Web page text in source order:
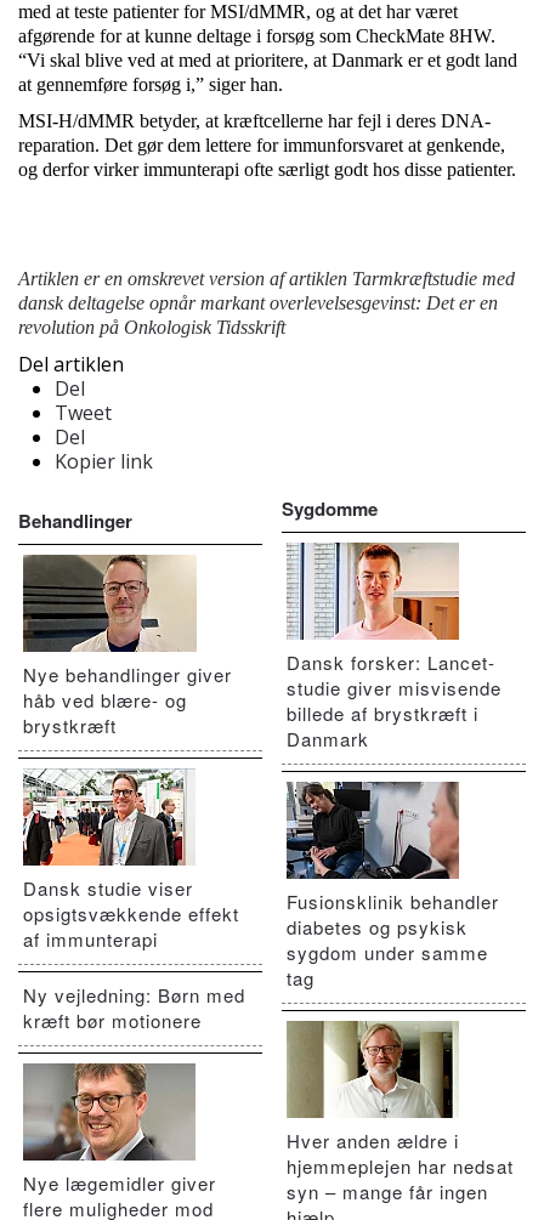
med at teste patienter for MSI/dMMR, og at det har været
afgørende for at kunne deltage i forsøg som CheckMate 8HW.
“Vi skal blive ved at med at prioritere, at Danmark er et godt land
at gennemføre forsøg i,” siger han.
MSI-H/dMMR betyder, at kræftcellerne har fejl i deres DNA-
reparation. Det gør dem lettere for immunforsvaret at genkende,
og derfor virker immunterapi ofte særligt godt hos disse patienter.
Artiklen er en omskrevet version af artiklen Tarmkræftstudie med
dansk deltagelse opnår markant overlevelsesgevinst: Det er en
revolution på Onkologisk Tidsskrift
Del artiklen
Del
Tweet
Del
Kopier link
Behandlinger
Nye behandlinger giver
håb ved blære- og
brystkræft
Dansk studie viser
opsigtsvækkende effekt
af immunterapi
Ny vejledning: Børn med
kræft bør motionere
Nye lægemidler giver
flere muligheder mod
Sygdomme
Dansk forsker: Lancet-
studie giver misvisende
billede af brystkræft i
Danmark
Fusionsklinik behandler
diabetes og psykisk
sygdom under samme
tag
Hver anden ældre i
hjemmeplejen har nedsat
syn – mange får ingen